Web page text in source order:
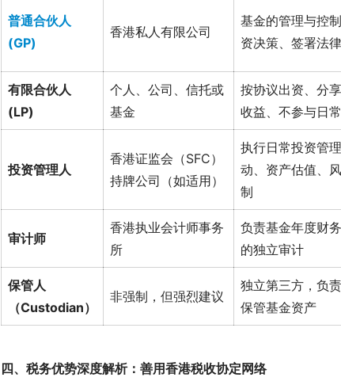
普通合伙人
(GP)
香港私人有限公司
基金的管理与控
资决策、签署法
有限合伙人
(LP)
个人、公司、信托或
基金
按协议出资、分
收益、不参与日
投资管理人
香港证监会（SFC）
持牌公司（如适用）
执行日常投资管
动、资产估值、
制
审计师
香港执业会计师事务
所
负责基金年度财
的独立审计
保管人
（Custodian）
非强制，但强烈建议
独立第三方，负
保管基金资产
四、税务优势深度解析：善用香港税收协定网络